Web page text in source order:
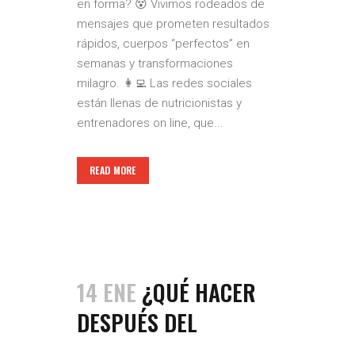
en forma? 😵 Vivimos rodeados de
mensajes que prometen resultados
rápidos, cuerpos “perfectos” en
semanas y transformaciones
milagro. 👩‍💻 Las redes sociales
están llenas de nutricionistas y
entrenadores on line, que...
READ MORE
14 ENE ¿QUÉ HACER
DESPUÉS DEL